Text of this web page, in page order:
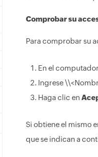
Comprobar su
Para comprobar su
En el
Ingrese
Haga clic en
Si obtiene el mismo
que se indican a